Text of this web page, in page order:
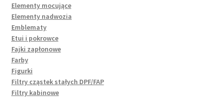
Elementy mocujące
Elementy nadwozia
Emblematy
Etui i pokrowce
Fajki zapłonowe
Farby
Figurki
Filtry cząstek stałych DPF/FAP
Filtry kabinowe